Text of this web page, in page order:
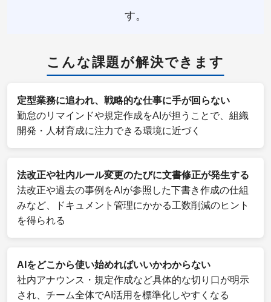
す。
こんな課題が解決できます
定型業務に追われ、戦略的な仕事に手が回らない
勤怠のリマインドや規定作成をAIが担うことで、組織
開発・人材育成に注力できる環境に近づく
法改正や社内ルール変更のたびに文書修正が発生する
法改正や過去の事例をAIが参照した下書き作成の仕組
みなど、ドキュメント管理にかかる工数削減のヒント
を得られる
AIをどこから使い始めればいいかわからない
社内アナウンス・規定作成など具体的な切り口が明示
され、チーム全体でAI活用を標準化しやすくなる